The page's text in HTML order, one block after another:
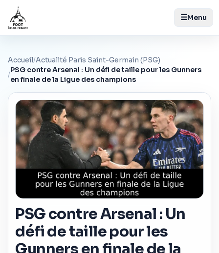
☰Menu
Accueil/Actualité Paris Saint-Germain (PSG)
/
PSG contre Arsenal : Un défi de taille pour les Gunners
en finale de la Ligue des champions
PSG contre Arsenal : Un
défi de taille pour les
Gunners en finale de la